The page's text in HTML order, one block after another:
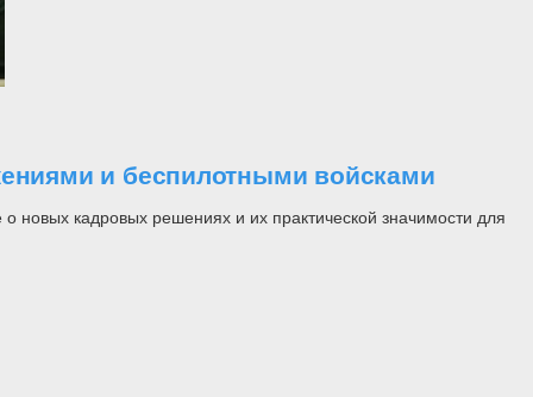
и беспилотными войсками
новых кадровых решениях и их практической значимости для